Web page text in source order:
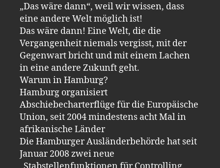
„Das wäre dann“, weil wir wissen, dass
eine andere Welt möglich ist!
Das wäre dann! Eine Welt, die die
Vergangenheit niemals vergisst, mit der
Gegenwart bricht und mit einem Lachen
in eine andere Zukunft geht.
Warum in Hamburg?
Hamburg organisiert
Abschiebecharterflüge für die Europäische
Union, seit 2004 mindestens acht Mal in
afrikanische Länder
Die Hamburger Ausländerbehörde hat seit
Januar 2008 zwei neue